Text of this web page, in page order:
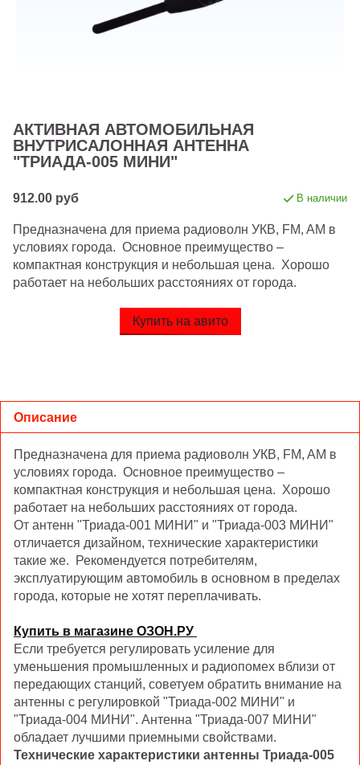
АКТИВНАЯ АВТОМОБИЛЬНАЯ
ВНУТРИСАЛОННАЯ АНТЕННА
"ТРИАДА-005 МИНИ"
912.00 руб В наличии
Предназначена для приема радиоволн УКВ, FM, AM в
условиях города. Основное преимущество –
компактная конструкция и небольшая цена. Хорошо
работает на небольших расстояниях от города.
Купить на авито
Описание
Предназначена для приема радиоволн УКВ, FM, AM в
условиях города. Основное преимущество –
компактная конструкция и небольшая цена. Хорошо
работает на небольших расстояниях от города.
От антенн "Триада-001 МИНИ" и "Триада-003 MИНИ"
отличается дизайном, технические характеристики
такие же. Рекомендуется потребителям,
эксплуатирующим автомобиль в основном в пределах
города, которые не хотят переплачивать.
Купить в магазине ОЗОН.РУ
Если требуется регулировать усиление для
уменьшения промышленных и радиопомех вблизи от
передающих станций, советуем обратить внимание на
антенны с регулировкой "Триада-002 МИНИ" и
"Триада-004 МИНИ". Антенна "Триада-007 МИНИ"
обладает лучшими приемными свойствами.
Технические характеристики антенны Триада-005